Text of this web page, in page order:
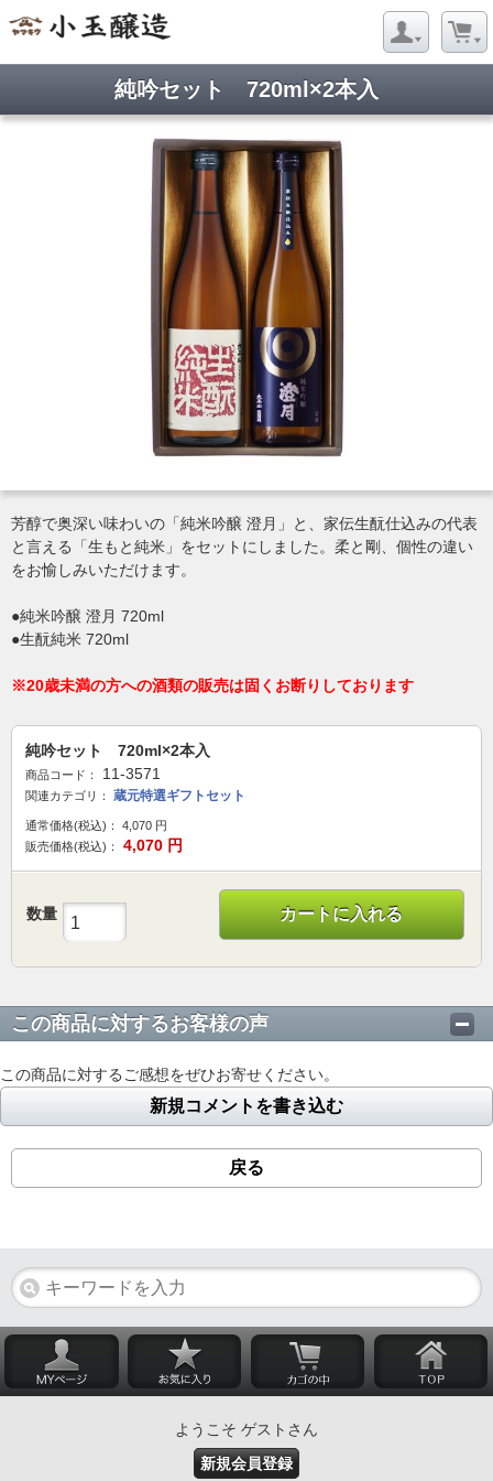
純吟セット 720ml×2本入
芳醇で奥深い味わいの「純米吟醸 澄月」と、家伝生酛仕込みの代表
と言える「生もと純米」をセットにしました。柔と剛、個性の違い
をお愉しみいただけます。
●純米吟醸 澄月 720ml
●生酛純米 720ml
※20歳未満の方への酒類の販売は固くお断りしております
純吟セット 720ml×2本入
商品コード： 11-3571
関連カテゴリ： 蔵元特選ギフトセット
通常価格(税込)： 4,070 円
販売価格(税込)：
4,070 円
数量 カートに入れる
この商品に対するお客様の声
この商品に対するご感想をぜひお寄せください。
新規コメントを書き込む
戻る
ようこそ ゲストさん
新規会員登録